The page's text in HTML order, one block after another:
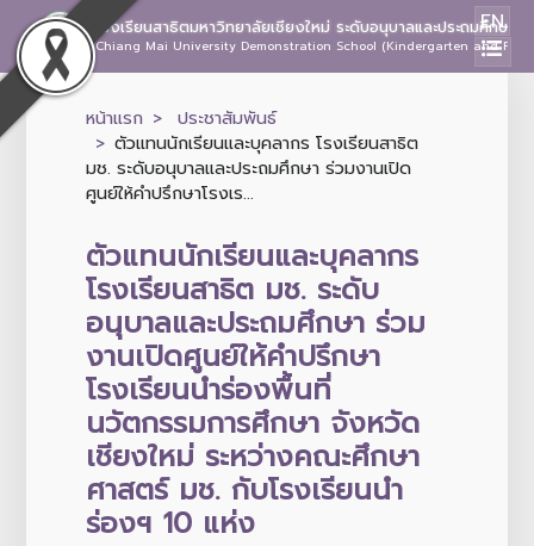
โรงเรียนสาธิตมหาวิทยาลัยเชียงใหม่ ระดับอนุบาลและประถมศึกษา
Chiang Mai University Demonstration School (Kindergarten and
EN
หน้าแรก
ประชาสัมพันธ์
ตัวแทนนักเรียนและบุคลากร โรงเรียนสาธิต
มช. ระดับอนุบาลและประถมศึกษา ร่วมงานเปิด
ศูนย์ให้คำปรึกษาโรงเร...
ตัวแทนนักเรียนและบุคลากร
โรงเรียนสาธิต มช. ระดับ
อนุบาลและประถมศึกษา ร่วม
งานเปิดศูนย์ให้คำปรึกษา
โรงเรียนนำร่องพื้นที่
นวัตกรรมการศึกษา จังหวัด
เชียงใหม่ ระหว่างคณะศึกษา
ศาสตร์ มช. กับโรงเรียนนำ
ร่องฯ 10 แห่ง